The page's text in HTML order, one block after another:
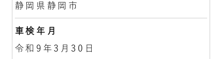
静岡県静岡市
車検年月
令和9年3月30日